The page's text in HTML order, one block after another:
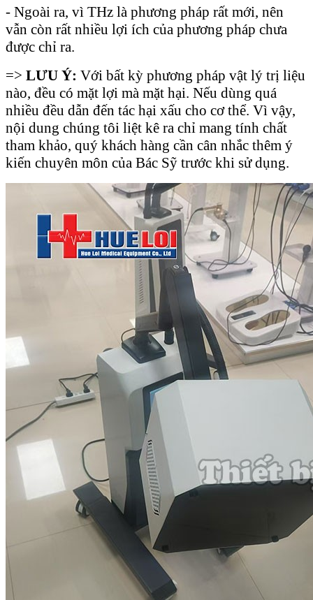
- Ngoài ra, vì THz là phương pháp rất mới, nên
vẫn còn rất nhiều lợi ích của phương pháp chưa
được chỉ ra.
=> LƯU Ý: Với bất kỳ phương pháp vật lý trị liệu
nào, đều có mặt lợi mà mặt hại. Nếu dùng quá
nhiều đều dẫn đến tác hại xấu cho cơ thể. Vì vậy,
nội dung chúng tôi liệt kê ra chỉ mang tính chất
tham khảo, quý khách hàng cần cân nhắc thêm ý
kiến chuyên môn của Bác Sỹ trước khi sử dụng.